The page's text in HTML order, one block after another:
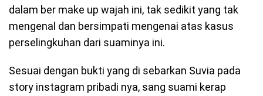
dalam ber make up wajah ini, tak sedikit yang tak
mengenal dan bersimpati mengenai atas kasus
perselingkuhan dari suaminya ini.
Sesuai dengan bukti yang di sebarkan Suvia pada
story instagram pribadi nya, sang suami kerap